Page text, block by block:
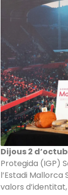
Dijous 2
Protegida (IGP)
l’Estadi
valors